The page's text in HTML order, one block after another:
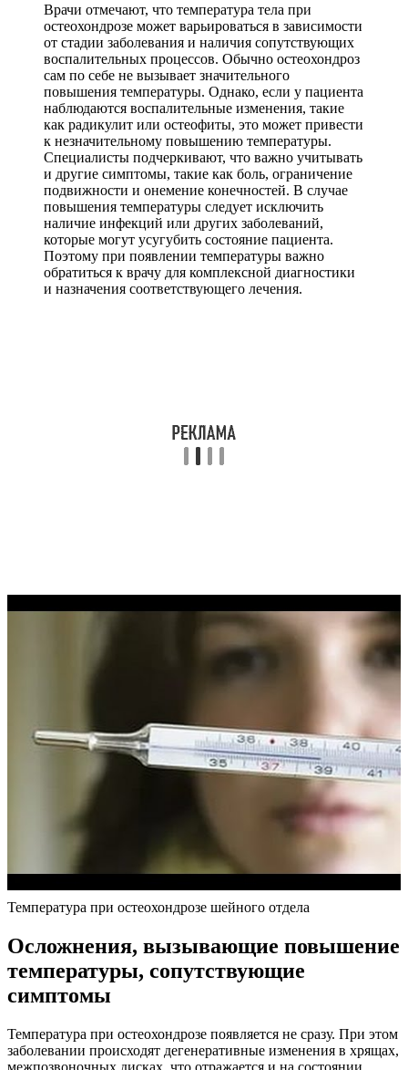
Врачи отмечают, что температура тела при
остеохондрозе может варьироваться в зависимости
от стадии заболевания и наличия сопутствующих
воспалительных процессов. Обычно остеохондроз
сам по себе не вызывает значительного
повышения температуры. Однако, если у пациента
наблюдаются воспалительные изменения, такие
как радикулит или остеофиты, это может привести
к незначительному повышению температуры.
Специалисты подчеркивают, что важно учитывать
и другие симптомы, такие как боль, ограничение
подвижности и онемение конечностей. В случае
повышения температуры следует исключить
наличие инфекций или других заболеваний,
которые могут усугубить состояние пациента.
Поэтому при появлении температуры важно
обратиться к врачу для комплексной диагностики
и назначения соответствующего лечения.
Температура при остеохондрозе шейного отдела
Осложнения, вызывающие повышение
температуры, сопутствующие
симптомы
Температура при остеохондрозе появляется не сразу. При этом
заболевании происходят дегенеративные изменения в хрящах,
межпозвоночных дисках, что отражается и на состоянии